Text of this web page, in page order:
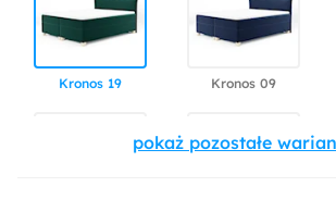
Kronos 19 Kronos 09